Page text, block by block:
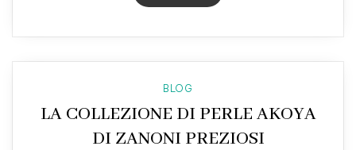
BLOG
LA COLLEZIONE DI PERLE AKOYA
DI ZANONI PREZIOSI